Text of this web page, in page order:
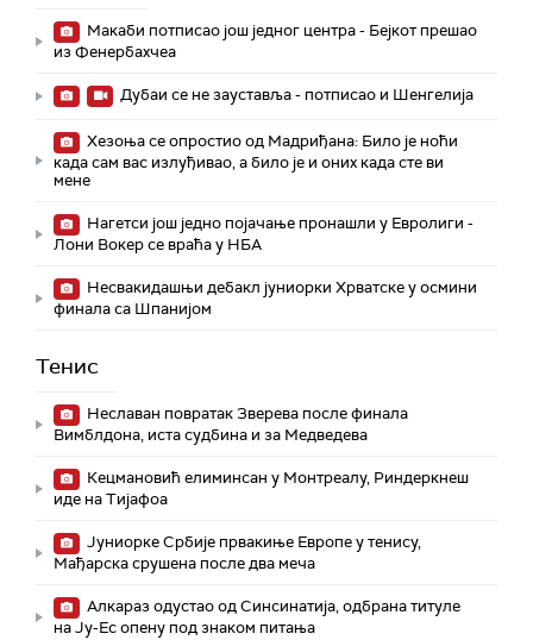
Макаби потписао још једног центра - Бејкот прешао
из Фенербахчеа
Дубаи се не зауставља - потписао и Шенгелија
Хезоња се опростио од Мадриђана: Било је ноћи
када сам вас излуђивао, а било је и оних када сте ви
мене
Нагетси још једно појачање пронашли у Евролиги -
Лони Вокер се враћа у НБА
Несвакидашњи дебакл јуниорки Хрватске у осмини
финала са Шпанијом
Тенис
Неславан повратак Зверева после финала
Вимблдона, иста судбина и за Медведева
Кецмановић елиминсан у Монтреалу, Риндеркнеш
иде на Тијафоа
Јуниорке Србије првакиње Европе у тенису,
Мађарска срушена после два меча
Алкараз одустао од Синсинатија, одбрана титуле
на Ју-Ес опену под знаком питања